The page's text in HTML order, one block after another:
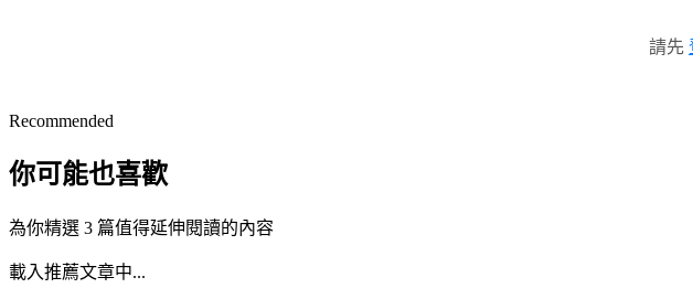
請先
Recommended
你可能也喜歡
為你精選 3 篇值得延伸閱讀的內容
載入推薦文章中...